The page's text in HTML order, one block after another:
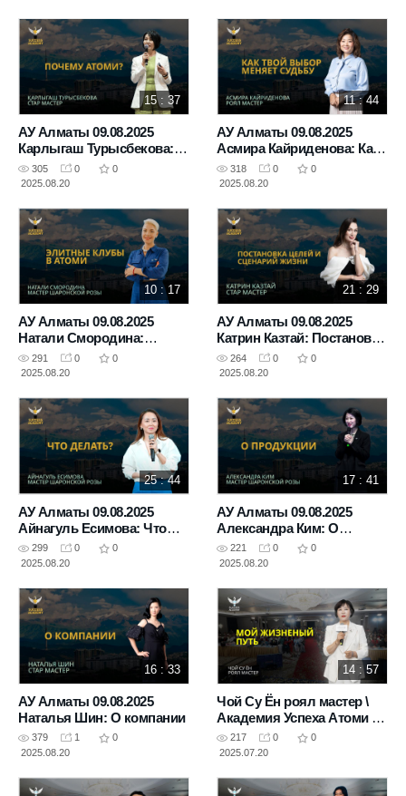
15 : 37
АУ Алматы 09.08.2025
Карлыгаш Турысбекова:
Почему Атоми?
305 0
0
2025.08.20
11 : 44
АУ Алматы 09.08.2025
Асмира Кайриденова: Как
твой выбор меняет судьбу
318 0
0
2025.08.20
10 : 17
АУ Алматы 09.08.2025
Натали Смородина:
Элитные клубы в Атоми
291 0
0
2025.08.20
21 : 29
АУ Алматы 09.08.2025
Катрин Казтай: Постановка
целей и сценарий жизни
264 0
0
2025.08.20
25 : 44
АУ Алматы 09.08.2025
Айнагуль Есимова: Что
делать?
299 0
0
2025.08.20
17 : 41
АУ Алматы 09.08.2025
Александра Ким: О
продукции
221 0
0
2025.08.20
16 : 33
АУ Алматы 09.08.2025
Наталья Шин: О компании
379 1
0
2025.08.20
14 : 57
Чой Су Ён роял мастер \
Академия Успеха Атоми в
Астане 10.05.2025
217 0
0
2025.07.20